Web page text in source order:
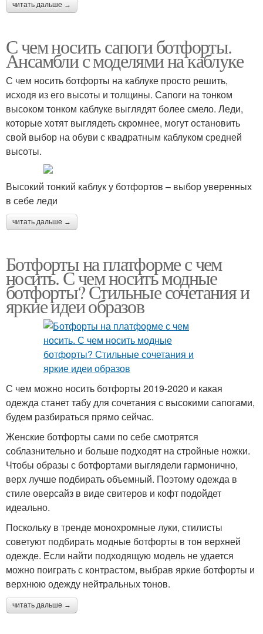
читать дальше →
С чем носить сапоги ботфорты.
Ансамбли с моделями на каблуке
С чем носить ботфорты на каблуке просто решить,
исходя из его высоты и толщины. Сапоги на тонком
высоком тонком каблуке выглядят более смело. Леди,
которые хотят выглядеть скромнее, могут остановить
свой выбор на обуви с квадратным каблуком средней
высоты.
Высокий тонкий каблук у ботфортов – выбор уверенных
в себе леди
читать дальше →
Ботфорты на платформе с чем
носить. С чем носить модные
ботфорты? Стильные сочетания и
яркие идеи образов
С чем можно носить ботфорты 2019-2020 и какая
одежда станет табу для сочетания с высокими сапогами,
будем разбираться прямо сейчас.
Женские ботфорты сами по себе смотрятся
соблазнительно и больше подходят на стройные ножки.
Чтобы образы с ботфортами выглядели гармонично,
верх лучше подбирать объемный. Поэтому одежда в
стиле оверсайз в виде свитеров и кофт подойдет
идеально.
Поскольку в тренде монохромные луки, стилисты
советуют подбирать модные ботфорты в тон верхней
одежде. Если найти подходящую модель не удается
можно поиграть с контрастом, выбрав яркие ботфорты и
верхнюю одежду нейтральных тонов.
читать дальше →